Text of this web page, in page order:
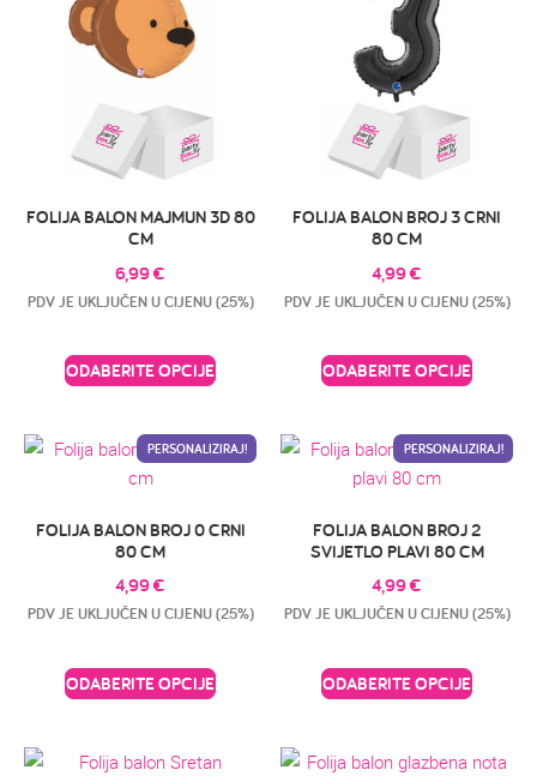
FOLIJA BALON MAJMUN 3D 80
CM
6,99€
PDV JE UKLJUČEN U CIJENU (25%)
ODABERITE OPCIJE
FOLIJA BALON BROJ 3 CRNI
80 CM
4,99€
PDV JE UKLJUČEN U CIJENU (25%)
ODABERITE OPCIJE
PERSONALIZIRAJ!
FOLIJA BALON BROJ 0 CRNI
80 CM
4,99€
PDV JE UKLJUČEN U CIJENU (25%)
ODABERITE OPCIJE
PERSONALIZIRAJ!
FOLIJA BALON BROJ 2
SVIJETLO PLAVI 80 CM
4,99€
PDV JE UKLJUČEN U CIJENU (25%)
ODABERITE OPCIJE